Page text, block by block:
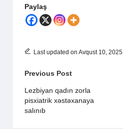
Paylaş
Last updated on Avqust 10, 2025
Post
navigation
Previous Post
Lezbiyan qadın zorla
pisxiatrik xəstəxanaya
salınıb